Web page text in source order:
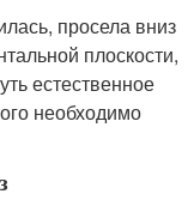
просела вниз
плоскости,
естественное
необходимо